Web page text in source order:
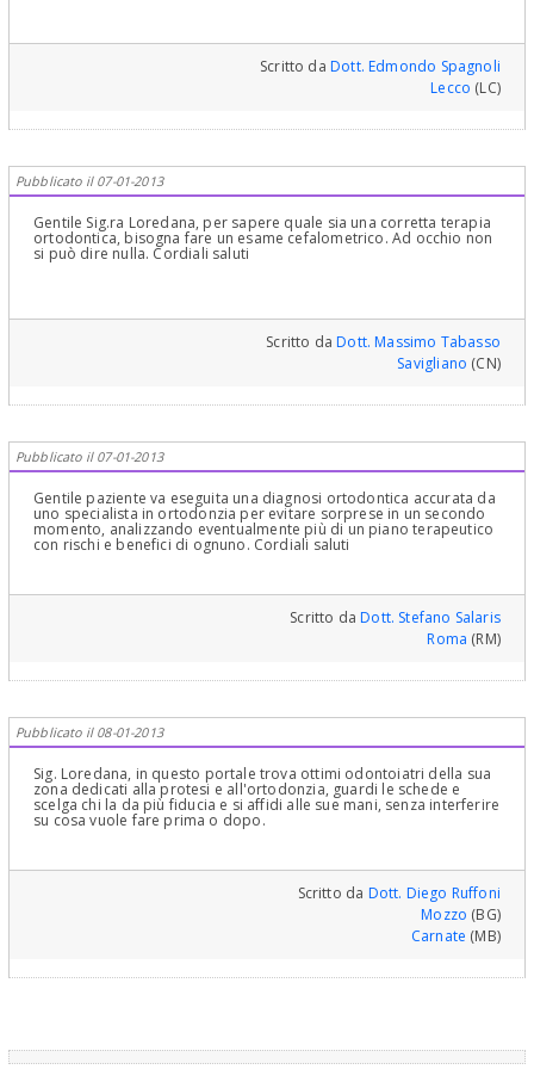
Scritto daDott. Edmondo Spagnoli
Lecco (LC)
Pubblicato il 07-01-2013
Gentile Sig.ra Loredana, per sapere quale sia una corretta terapia
ortodontica, bisogna fare un esame cefalometrico. Ad occhio non
si può dire nulla. Cordiali saluti
Scritto daDott. Massimo Tabasso
Savigliano (CN)
Pubblicato il 07-01-2013
Gentile paziente va eseguita una diagnosi ortodontica accurata da
uno specialista in ortodonzia per evitare sorprese in un secondo
momento, analizzando eventualmente più di un piano terapeutico
con rischi e benefici di ognuno. Cordiali saluti
Scritto daDott. Stefano Salaris
Roma (RM)
Pubblicato il 08-01-2013
Sig. Loredana, in questo portale trova ottimi odontoiatri della sua
zona dedicati alla protesi e all'ortodonzia, guardi le schede e
scelga chi la da più fiducia e si affidi alle sue mani, senza interferire
su cosa vuole fare prima o dopo.
Scritto da Dott. Diego Ruffoni
Mozzo (BG)
Carnate (MB)